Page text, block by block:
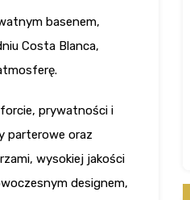
basenem,
Costa Blanca,
prywatności i
parterowe oraz
wysokiej jakości
designem,